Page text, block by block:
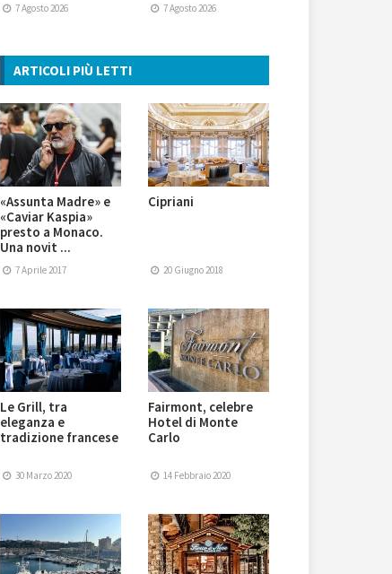
7 Agosto 2026 7 Agosto 2026
ARTICOLI PIÙ LETTI
«Assunta Madre» e
«Caviar Kaspia»
presto a Monaco.
Una novit ...
7 Aprile 2017
Cipriani
20 Giugno 2018
Le Grill, tra
eleganza e
tradizione francese
30 Marzo 2020
Fairmont, celebre
Hotel di Monte
Carlo
14 Febbraio 2020